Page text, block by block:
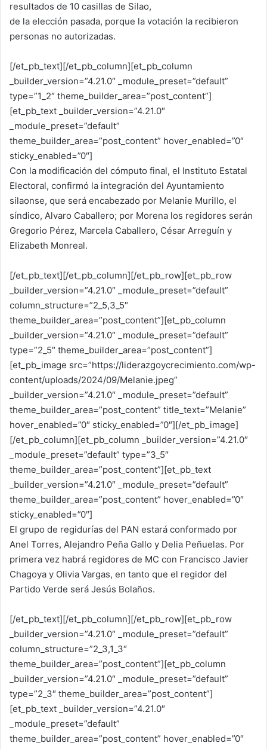
resultados de 10 casillas de Silao,
de la elección pasada, porque la votación la recibieron
personas no autorizadas.
[/et_pb_text][/et_pb_column][et_pb_column
_builder_version=”4.21.0″ _module_preset=”default”
type=”1_2″ theme_builder_area=”post_content”]
[et_pb_text _builder_version=”4.21.0″
_module_preset=”default”
theme_builder_area=”post_content” hover_enabled=”0″
sticky_enabled=”0″]
Con la modificación del cómputo final, el Instituto Estatal
Electoral, confirmó la integración del Ayuntamiento
silaonse, que será encabezado por Melanie Murillo, el
síndico, Alvaro Caballero; por Morena los regidores serán
Gregorio Pérez, Marcela Caballero, César Arreguín y
Elizabeth Monreal.
[/et_pb_text][/et_pb_column][/et_pb_row][et_pb_row
_builder_version=”4.21.0″ _module_preset=”default”
column_structure=”2_5,3_5″
theme_builder_area=”post_content”][et_pb_column
_builder_version=”4.21.0″ _module_preset=”default”
type=”2_5″ theme_builder_area=”post_content”]
[et_pb_image src=”https://liderazgoycrecimiento.com/wp-
content/uploads/2024/09/Melanie.jpeg”
_builder_version=”4.21.0″ _module_preset=”default”
theme_builder_area=”post_content” title_text=”Melanie”
hover_enabled=”0″ sticky_enabled=”0″][/et_pb_image]
[/et_pb_column][et_pb_column _builder_version=”4.21.0″
_module_preset=”default” type=”3_5″
theme_builder_area=”post_content”][et_pb_text
_builder_version=”4.21.0″ _module_preset=”default”
theme_builder_area=”post_content” hover_enabled=”0″
sticky_enabled=”0″]
El grupo de regidurías del PAN estará conformado por
Anel Torres, Alejandro Peña Gallo y Delia Peñuelas. Por
primera vez habrá regidores de MC con Francisco Javier
Chagoya y Olivia Vargas, en tanto que el regidor del
Partido Verde será Jesús Bolaños.
[/et_pb_text][/et_pb_column][/et_pb_row][et_pb_row
_builder_version=”4.21.0″ _module_preset=”default”
column_structure=”2_3,1_3″
theme_builder_area=”post_content”][et_pb_column
_builder_version=”4.21.0″ _module_preset=”default”
type=”2_3″ theme_builder_area=”post_content”]
[et_pb_text _builder_version=”4.21.0″
_module_preset=”default”
theme_builder_area=”post_content” hover_enabled=”0″